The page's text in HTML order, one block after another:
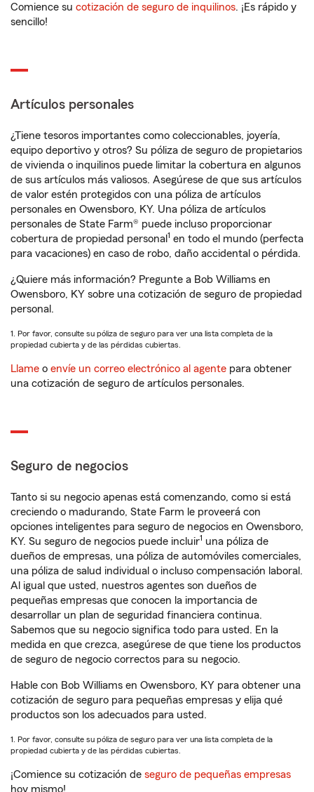
Comience su cotización de seguro de inquilinos. ¡Es rápido y
sencillo!
Artículos personales
¿Tiene tesoros importantes como coleccionables, joyería,
equipo deportivo y otros? Su póliza de seguro de propietarios
de vivienda o inquilinos puede limitar la cobertura en algunos
de sus artículos más valiosos. Asegúrese de que sus artículos
de valor estén protegidos con una póliza de artículos
personales en Owensboro, KY. Una póliza de artículos
personales de State Farm® puede incluso proporcionar
cobertura de propiedad personal 1 en todo el mundo (perfecta
para vacaciones) en caso de robo, daño accidental o pérdida.
¿Quiere más información? Pregunte a Bob Williams en
Owensboro, KY sobre una cotización de seguro de propiedad
personal.
1. Por favor, consulte su póliza de seguro para ver una lista completa de la
propiedad cubierta y de las pérdidas cubiertas.
Llame o envíe un correo electrónico al agente para obtener
una cotización de seguro de artículos personales.
Seguro de negocios
Tanto si su negocio apenas está comenzando, como si está
creciendo o madurando, State Farm le proveerá con
opciones inteligentes para seguro de negocios en Owensboro,
KY. Su seguro de negocios puede incluir1 una póliza de
dueños de empresas, una póliza de automóviles comerciales,
una póliza de salud individual o incluso compensación laboral.
Al igual que usted, nuestros agentes son dueños de
pequeñas empresas que conocen la importancia de
desarrollar un plan de seguridad financiera continua.
Sabemos que su negocio significa todo para usted. En la
medida en que crezca, asegúrese de que tiene los productos
de seguro de negocio correctos para su negocio.
Hable con Bob Williams en Owensboro, KY para obtener una
cotización de seguro para pequeñas empresas y elija qué
productos son los adecuados para usted.
1. Por favor, consulte su póliza de seguro para ver una lista completa de la
propiedad cubierta y de las pérdidas cubiertas.
¡Comience su cotización de seguro de pequeñas empresas
hoy mismo!